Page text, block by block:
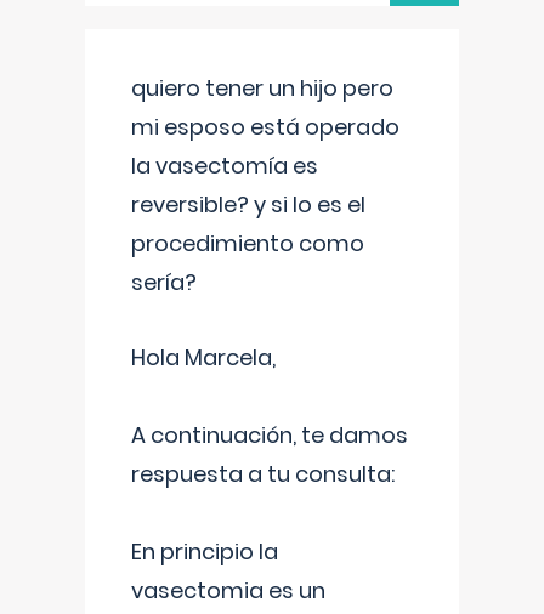
quiero tener un hijo pero
mi esposo está operado
la vasectomía es
reversible? y si lo es el
procedimiento como
sería?
Hola Marcela,
A continuación, te damos
respuesta a tu consulta:
En principio la
vasectomia es un